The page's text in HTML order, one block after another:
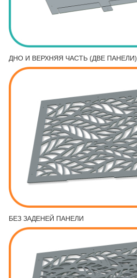
ДНО И ВЕРХНЯЯ ЧАСТЬ (ДВЕ ПАНЕЛИ)
БЕЗ ЗАДЕНЕЙ ПАНЕЛИ